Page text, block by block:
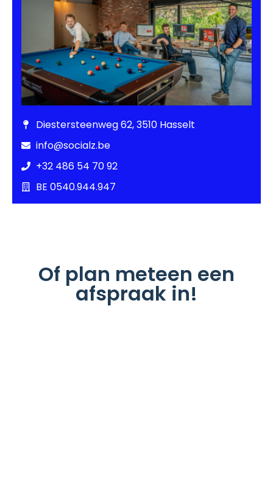
Diestersteenweg 62, 3510 Hasselt
info@socialz.be
+32 486 54 70 92
BE 0540.944.947
Of plan meteen een
afspraak in!